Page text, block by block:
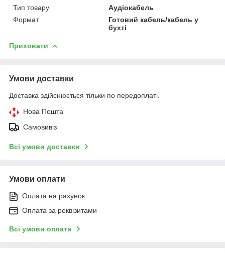
Тип товару
Аудіокабель
Формат
Готовий кабель/кабель у
бухті
Приховати
Умови доставки
Доставка здійснюється тільки по передоплаті.
Нова Пошта
Самовивіз
Всі умови доставки
Умови оплати
Оплата на рахунок
Оплата за реквізитами
Всі умови оплати